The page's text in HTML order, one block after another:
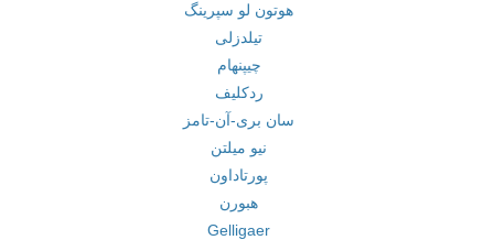
هوتون لو سپرینگ
تیلدزلی
چیپنهام
ردکلیف
سان بری-آن-تامز
نیو میلتن
پورتاداون
هبورن
Gelligaer